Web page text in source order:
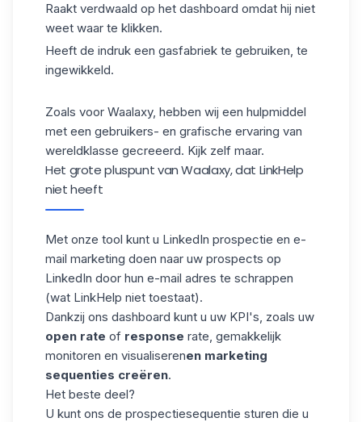
Raakt verdwaald op het dashboard omdat hij niet
weet waar te klikken.
Heeft de indruk een gasfabriek te gebruiken, te
ingewikkeld.
Zoals voor Waalaxy, hebben wij een hulpmiddel
met een gebruikers- en grafische ervaring van
wereldklasse gecreeerd. Kijk zelf maar.
Het grote pluspunt van Waalaxy, dat LinkHelp
niet heeft
Met onze tool kunt u LinkedIn prospectie en e-
mail marketing doen naar uw prospects op
LinkedIn door hun e-mail adres te schrappen
(wat LinkHelp niet toestaat).
Dankzij ons dashboard kunt u uw KPI's, zoals uw
open rate of response rate, gemakkelijk
monitoren en visualiserenen marketing
sequenties creëren.
Het beste deel?
U kunt ons de prospectiesequentie sturen die u